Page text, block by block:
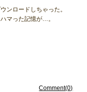
ンロードしちゃった。
マった記憶が…。
Comment(0)